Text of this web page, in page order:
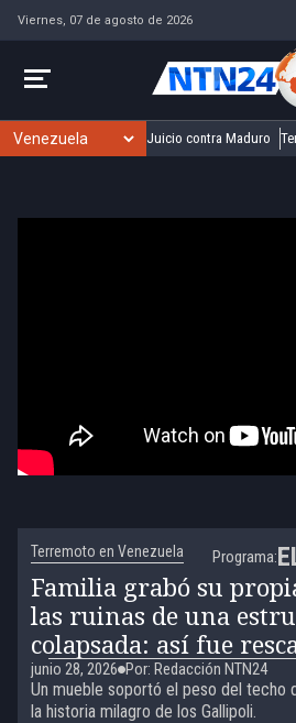
Viernes, 07 de agosto de 2026
Juicio contra Maduro
Terremoto en Venezuela Programa:
Familia grabó su
las ruinas de una
colapsada: así fue
junio 28, 2026 Por: Redacción NTN24
Un mueble soportó el peso del techo
la historia milagro de los Gallipoli.